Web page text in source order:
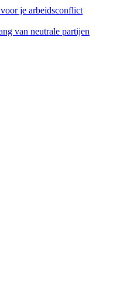
je arbeidsconflict
van neutrale partijen